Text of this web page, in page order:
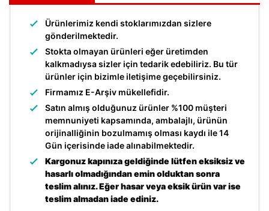
Ürünlerimiz kendi stoklarımızdan sizlere
gönderilmektedir.
Stokta olmayan ürünleri eğer üretimden
kalkmadıysa sizler için tedarik edebiliriz. Bu tür
ürünler için bizimle iletişime geçebilirsiniz.
Firmamız E-Arşiv mükellefidir.
Satın almış olduğunuz ürünler %100 müşteri
memnuniyeti kapsamında, ambalajlı, ürünün
orijinalliğinin bozulmamış olması kaydı ile 14
Gün içerisinde iade alınabilmektedir.
Kargonuz kapınıza geldiğinde lütfen eksiksiz ve
hasarlı olmadığından emin olduktan sonra
teslim alınız. Eğer hasar veya eksik ürün var ise
teslim almadan iade ediniz.